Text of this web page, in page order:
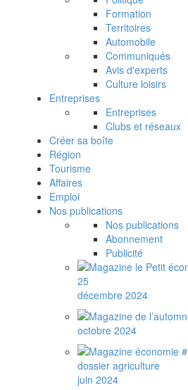
Formation
Territoires
Automobile
Communiqués
Avis d'experts
Culture loisirs
Entreprises
Entreprises
Clubs et réseaux
Créer sa boîte
Région
Tourisme
Affaires
Emploi
Nos publications
Nos publications
Abonnement
Publicité
décembre 2024
octobre 2024
juin 2024